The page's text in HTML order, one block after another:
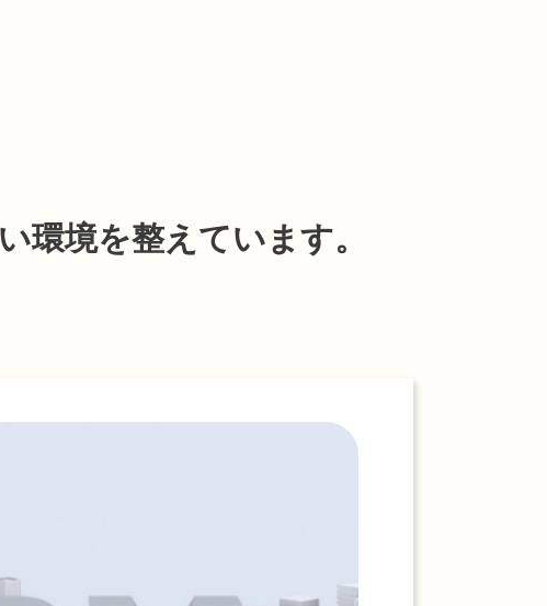
環境を整えています。